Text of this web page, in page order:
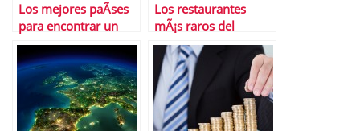
Los mejores paÃ­ses
para encontrar un
empleo a tiempo
completo
Los restaurantes
mÃ¡s raros del
mundo